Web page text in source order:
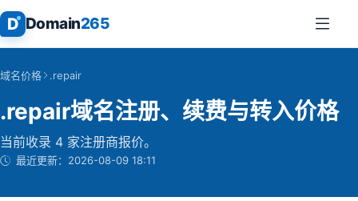
D Domain265
域名价格 .repair
.repair域名注册、续费与转入价格
当前收录 4 家注册商报价。
最近更新： 2026-08-09 18:11